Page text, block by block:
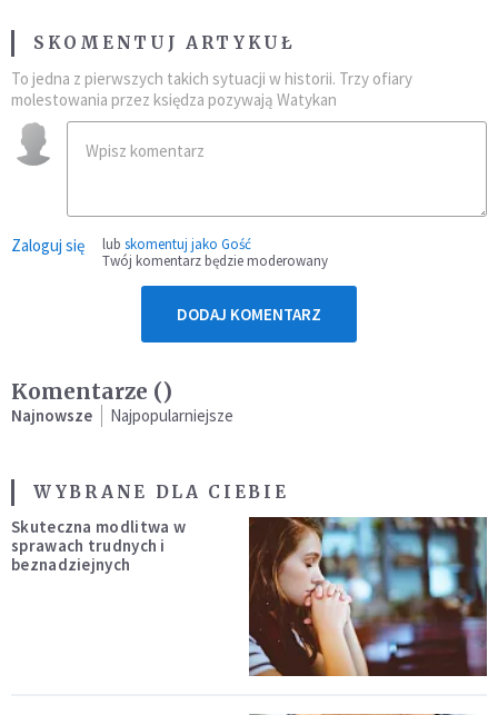
SKOMENTUJ ARTYKUŁ
To jedna z pierwszych takich sytuacji w historii. Trzy ofiary
molestowania przez księdza pozywają Watykan
Zaloguj się lub skomentuj jako Gość
Twój komentarz będzie moderowany
DODAJ KOMENTARZ
Komentarze ()
Najnowsze Najpopularniejsze
WYBRANE DLA CIEBIE
Skuteczna modlitwa w
sprawach trudnych i
beznadziejnych